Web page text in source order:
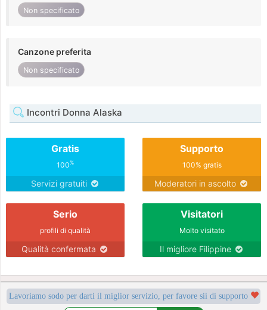
Non specificato
Canzone preferita
Non specificato
Incontri Donna Alaska
Gratis
100%
Servizi gratuiti
Supporto
100% gratis
Moderatori in ascolto
Serio
profili di qualità
Qualità confermata
Visitatori
Molto visitato
Il migliore Filippine
Lavoriamo sodo per darti il miglior servizio, per favore sii di supporto